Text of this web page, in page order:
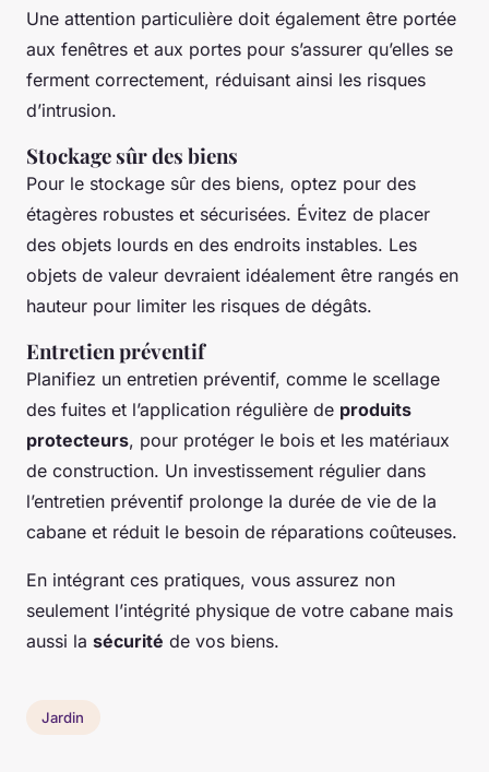
Une attention particulière doit également être portée
aux fenêtres et aux portes pour s’assurer qu’elles se
ferment correctement, réduisant ainsi les risques
d’intrusion.
Stockage sûr des biens
Pour le stockage sûr des biens, optez pour des
étagères robustes et sécurisées. Évitez de placer
des objets lourds en des endroits instables. Les
objets de valeur devraient idéalement être rangés en
hauteur pour limiter les risques de dégâts.
Entretien préventif
Planifiez un entretien préventif, comme le scellage
des fuites et l’application régulière de produits
protecteurs, pour protéger le bois et les matériaux
de construction. Un investissement régulier dans
l’entretien préventif prolonge la durée de vie de la
cabane et réduit le besoin de réparations coûteuses.
En intégrant ces pratiques, vous assurez non
seulement l’intégrité physique de votre cabane mais
aussi la sécurité de vos biens.
Jardin